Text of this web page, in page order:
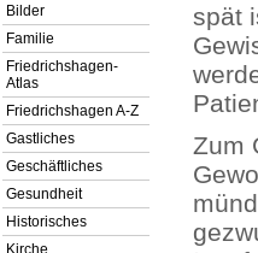
Bilder
Familie
Friedrichshagen-
Atlas
Friedrichshagen A-Z
Gastliches
Geschäftliches
Gesundheit
Historisches
Kirche
spät
Zum